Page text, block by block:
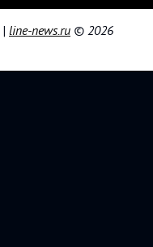
| line-news.ru © 2026